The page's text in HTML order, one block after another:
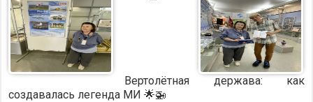
Вертолётная держава: как
создавалась легенда МИ 🌟🚁